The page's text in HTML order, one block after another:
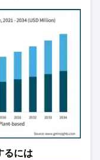
るには